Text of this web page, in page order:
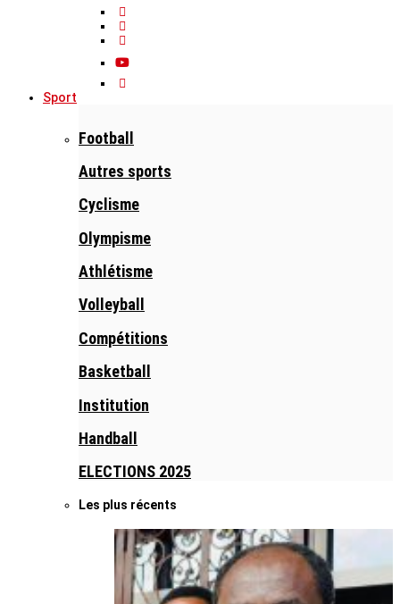
Sport
Football
Autres sports
Cyclisme
Olympisme
Athlétisme
Volleyball
Compétitions
Basketball
Institution
Handball
ELECTIONS 2025
Les plus récents